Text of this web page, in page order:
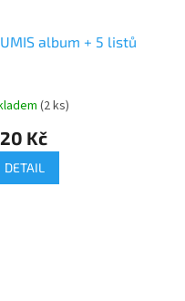
album + 5 listů
(2 ks)
Kč
DETAIL